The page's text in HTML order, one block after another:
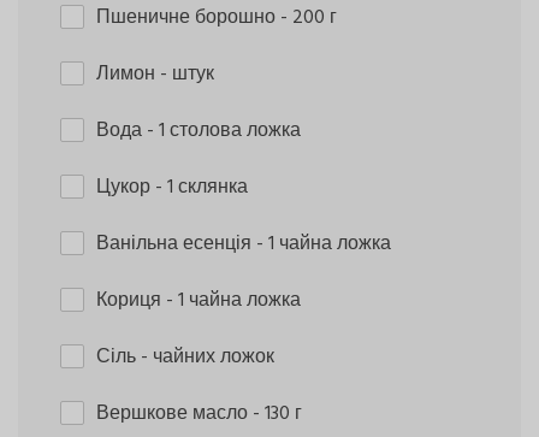
Пшеничне борошно- 200 г
Лимон - штук
Вода- 1 столова ложка
Цукор- 1 склянка
Ванільна есенція - 1 чайна ложка
Кориця - 1 чайна ложка
Сіль- чайних ложок
Вершкове масло- 130 г